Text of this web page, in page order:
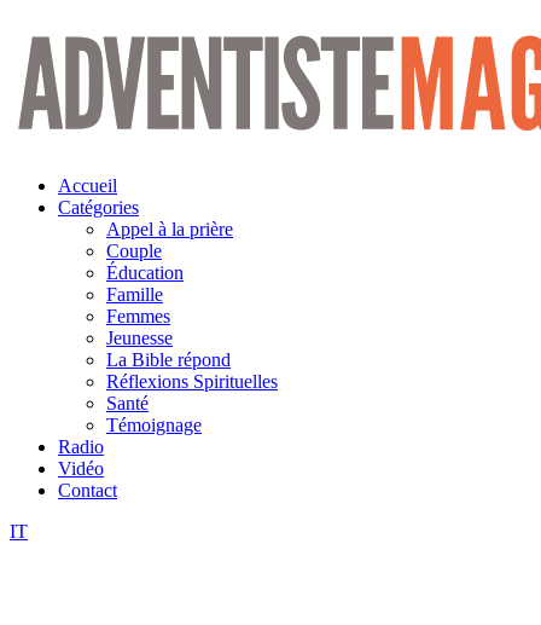
Aller
contenu
Accueil
Catégories
Appel à la prière
Couple
Éducation
Famille
Femmes
Jeunesse
La Bible répond
Réflexions Spirituelles
Santé
Témoignage
Radio
Vidéo
Contact
IT